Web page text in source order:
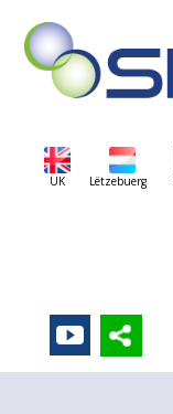
UK Lëtzebuerg